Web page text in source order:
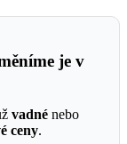
je v
vadné nebo
ceny.